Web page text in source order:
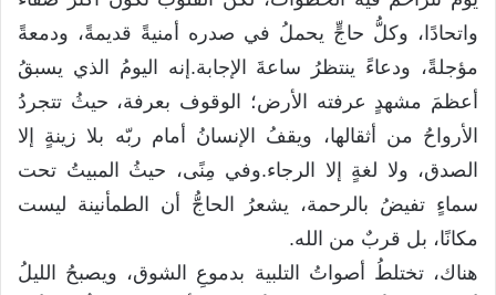
واتحادًا، وكلُّ حاجٍّ يحملُ في صدره أمنيةً قديمةً، ودمعةً
مؤجلةً، ودعاءً ينتظرُ ساعةَ الإجابة.إنه اليومُ الذي يسبقُ
أعظمَ مشهدٍ عرفته الأرض؛ الوقوف بعرفة، حيثُ تتجردُ
الأرواحُ من أثقالها، ويقفُ الإنسانُ أمام ربّه بلا زينةٍ إلا
الصدق، ولا لغةٍ إلا الرجاء.وفي مِنًى، حيثُ المبيتُ تحت
سماءٍ تفيضُ بالرحمة، يشعرُ الحاجُّ أن الطمأنينة ليست
مكانًا، بل قربٌ من الله.
هناك، تختلطُ أصواتُ التلبية بدموعِ الشوق، ويصبحُ الليلُ